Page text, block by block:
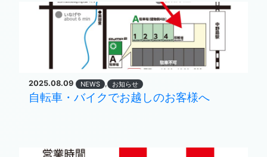
2025.08.09 NEWS , お知らせ
自転車・バイクでお越しのお客様へ